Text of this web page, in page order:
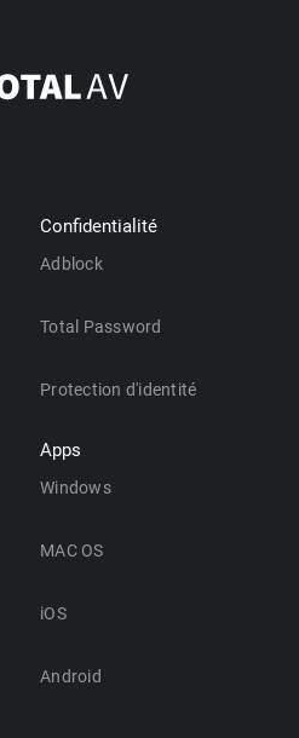
Confidentialité
Adblock
Total Password
Protection d'identité
Apps
Windows
MAC OS
iOS
Android